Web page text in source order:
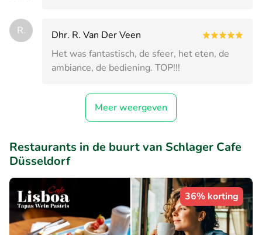
R.
Dhr. R. Van Der Veen
Het was fantastisch, de sfeer, het eten, de
ambiance, de bediening. TOP!!!
Meer weergeven
Restaurants in de buurt van Schlager Cafe
Düsseldorf
36% korting